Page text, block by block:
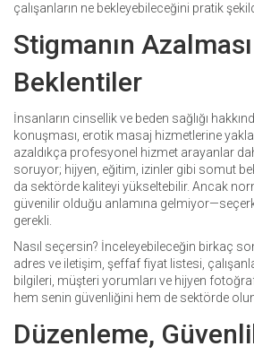
çalışanların ne bekleyebileceğini pratik
Stigmanın
Beklentiler
İnsanların cinsellik ve beden sağlığı
konuşması, erotik masaj hizmetlerine
azaldıkça profesyonel hizmet arayanlar
soruyor; hijyen, eğitim, izinler gibi somut
da sektörde kaliteyi yükseltebilir. Ancak
güvenilir olduğu anlamına
gerekli.
Nasıl seçersin? İnceleyebileceğin birkaç
adres ve iletişim, şeffaf fiyat listesi,
bilgileri, müşteri yorumları ve hijyen
hem senin güvenliğini hem de sektörde
Düzenleme,